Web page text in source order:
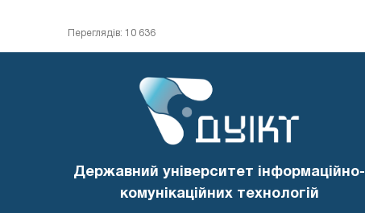
Переглядів: 10 636
Державний університет інформаційно-
комунікаційних технологій